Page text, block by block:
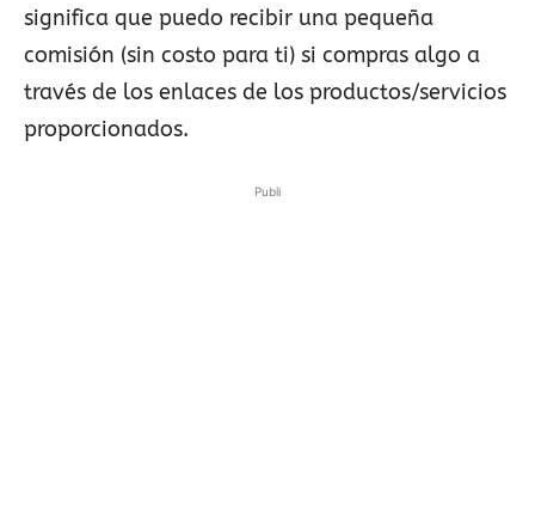
significa que puedo recibir una pequeña
comisión (sin costo para ti) si compras algo a
través de los enlaces de los productos/servicios
proporcionados.
Publi